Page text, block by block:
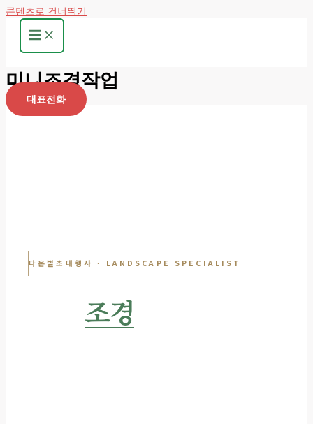
콘텐츠로 건너뛰기
미니조경작업
대표전화
다온벌초대행사 · LANDSCAPE SPECIALIST
조경